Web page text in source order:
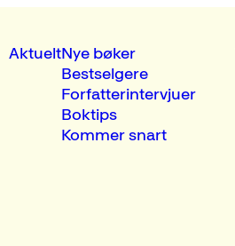
AktueltNye bøker
Bestselgere
Forfatterintervjuer
Boktips
Kommer snart